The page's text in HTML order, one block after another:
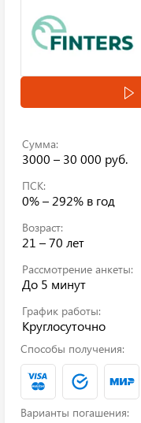
Сумма:
3000 – 30 000 руб.
ПСК:
0% – 292% в год
Возраст:
21 – 70 лет
Рассмотрение анкеты:
До 5 минут
График работы:
Круглосуточно
Способы получения:
Варианты погашения: